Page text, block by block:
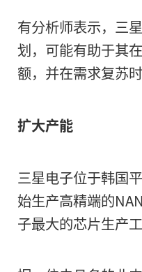
纷选择
有分析师表示，三
划，可能有助于其
额，并在需求复苏
扩大产能
三星电子位于韩国
始生产高精端的
子最大的芯片生产工